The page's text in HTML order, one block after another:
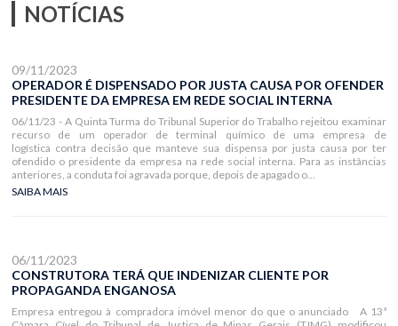
NOTÍCIAS
09/11/2023
OPERADOR É DISPENSADO POR JUSTA CAUSA POR OFENDER
PRESIDENTE DA EMPRESA EM REDE SOCIAL INTERNA
06/11/23 - A Quinta Turma do Tribunal Superior do Trabalho rejeitou examinar
recurso de um operador de terminal químico de uma empresa de
logística contra decisão que manteve sua dispensa por justa causa por ter
ofendido o presidente da empresa na rede social interna. Para as instâncias
anteriores, a conduta foi agravada porque, depois de apagado o...
SAIBA MAIS
06/11/2023
CONSTRUTORA TERÁ QUE INDENIZAR CLIENTE POR
PROPAGANDA ENGANOSA
Empresa entregou à compradora imóvel menor do que o anunciado A 13ª